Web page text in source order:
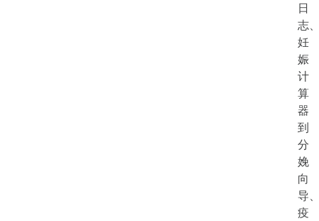
日
志
妊
娠
计
算
器
到
分
娩
向
导
疫